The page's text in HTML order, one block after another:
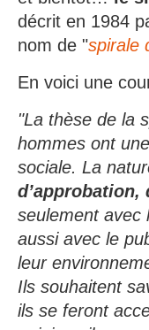
décrit en 1984
nom de "spirale
En voici une
"La thèse de la
hommes ont
sociale. La
seulement avec
aussi avec le
leur
Ils souhaitent
ils se feront